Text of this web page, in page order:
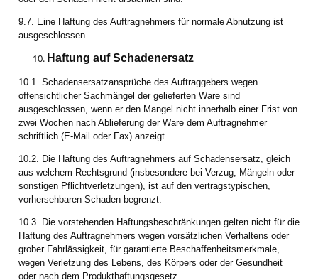
9.7. Eine Haftung des Auftragnehmers für normale Abnutzung ist
ausgeschlossen.
Haftung auf Schadenersatz
10.1. Schadensersatzansprüche des Auftraggebers wegen
offensichtlicher Sachmängel der gelieferten Ware sind
ausgeschlossen, wenn er den Mangel nicht innerhalb einer Frist von
zwei Wochen nach Ablieferung der Ware dem Auftragnehmer
schriftlich (E-Mail oder Fax) anzeigt.
10.2. Die Haftung des Auftragnehmers auf Schadensersatz, gleich
aus welchem Rechtsgrund (insbesondere bei Verzug, Mängeln oder
sonstigen Pflichtverletzungen), ist auf den vertragstypischen,
vorhersehbaren Schaden begrenzt.
10.3. Die vorstehenden Haftungsbeschränkungen gelten nicht für die
Haftung des Auftragnehmers wegen vorsätzlichen Verhaltens oder
grober Fahrlässigkeit, für garantierte Beschaffenheitsmerkmale,
wegen Verletzung des Lebens, des Körpers oder der Gesundheit
oder nach dem Produkthaftungsgesetz.